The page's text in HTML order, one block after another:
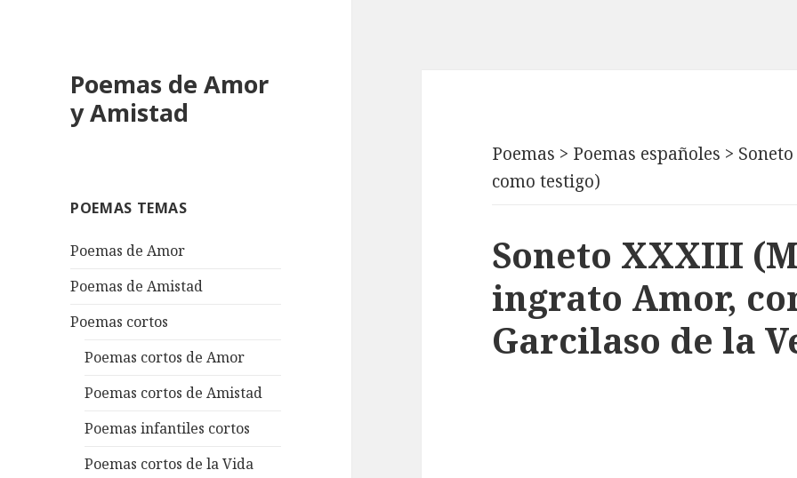
Poemas de Amor
y Amistad
POEMAS TEMAS
Poemas de Amor
Poemas de Amistad
Poemas cortos
Poemas cortos de Amor
Poemas cortos de Amistad
Poemas infantiles cortos
Poemas cortos de la Vida
Poemas > Poemas españoles >
como testigo)
Soneto XXXIII
ingrato Amor,
Garcilaso de la